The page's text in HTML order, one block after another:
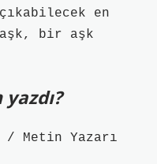
en
bir aşk
yazdı?
/ Metin Yazarı